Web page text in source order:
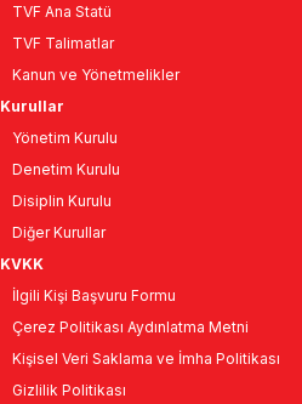
TVF Ana Statü
TVF Talimatlar
Kanun ve Yönetmelikler
Kurullar
Yönetim Kurulu
Denetim Kurulu
Disiplin Kurulu
Diğer Kurullar
KVKK
İlgili Kişi Başvuru Formu
Çerez Politikası Aydınlatma Metni
Kişisel Veri Saklama ve İmha Politikası
Gizlilik Politikası